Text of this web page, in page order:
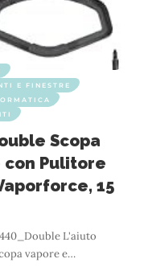
E FINESTRE
Scopa
con Pulitore
15
L'aiuto
vapore e…